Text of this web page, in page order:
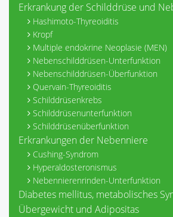
Erkrankung der Schilddrüse und
Hashimoto-Thyreoiditis
Kropf
Multiple endokrine Neoplasie (MEN)
Nebenschilddrüsen-Unterfunktion
Nebenschilddrüsen-Überfunktion
Quervain-Thyreoiditis
Schilddrüsenkrebs
Schilddrüsenunterfunktion
Schilddrüsenüberfunktion
Erkrankungen der Nebenniere
Cushing-Syndrom
Hyperaldosteronismus
Nebennierenrinden-Unterfunktion
Diabetes mellitus, metabolisches
Übergewicht und Adipositas